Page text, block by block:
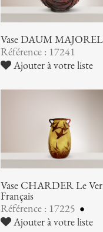
Vase DAUM
Référence : 17241
Ajouter à votre liste
Vase CHARDER Le
Français
Référence : 17225
Ajouter à votre liste